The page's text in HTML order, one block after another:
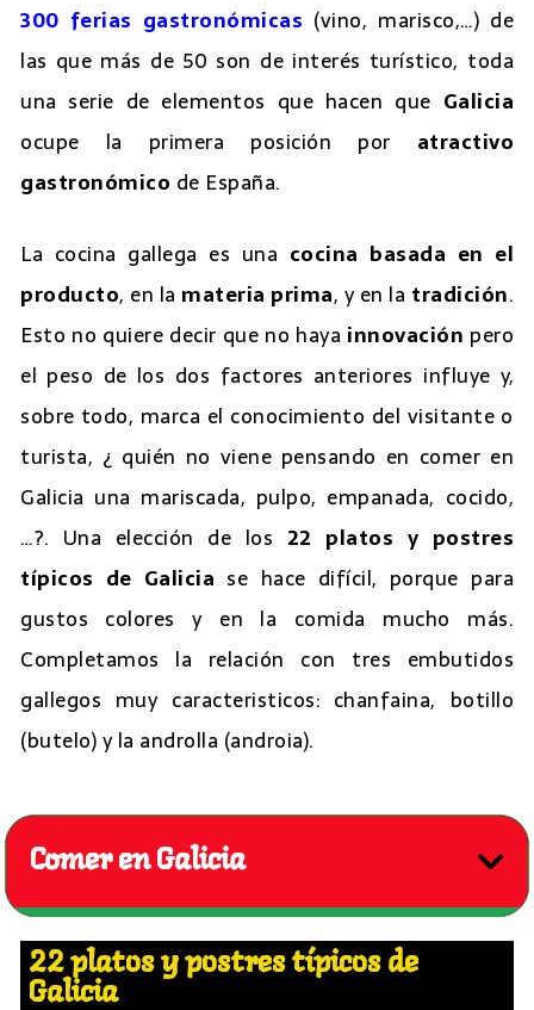
300 ferias gastronómicas (vino, marisco,…) de
las que más de 50 son de interés turístico, toda
una serie de elementos que hacen que Galicia
ocupe la primera posición por atractivo
gastronómico de España.
La cocina gallega es una cocina basada en el
producto, en la materia prima, y en la tradición.
Esto no quiere decir que no haya innovación pero
el peso de los dos factores anteriores influye y,
sobre todo, marca el conocimiento del visitante o
turista, ¿ quién no viene pensando en comer en
Galicia una mariscada, pulpo, empanada, cocido,
…?. Una elección de los 22 platos y postres
típicos de Galicia se hace difícil, porque para
gustos colores y en la comida mucho más.
Completamos la relación con tres embutidos
gallegos muy caracteristicos: chanfaina, botillo
(butelo) y la androlla (androia).
Comer en Galicia
22 platos y postres típicos de
Galicia